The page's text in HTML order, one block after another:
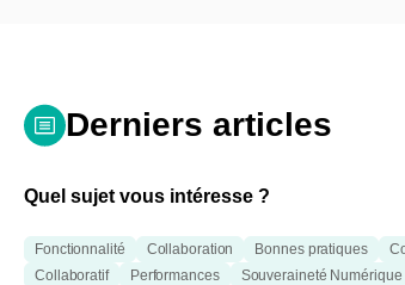
Derniers articles
Quel sujet vous intéresse ?
Fonctionnalité Collaboration Bonnes pratiques
Collaboratif
Performances Souveraineté Numérique